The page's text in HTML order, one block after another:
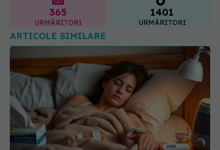
ARTICOLE SIMILARE
Somnul scurt în timpul săptămânii crește riscul de
diabet, chiar și după recuperarea de weekend